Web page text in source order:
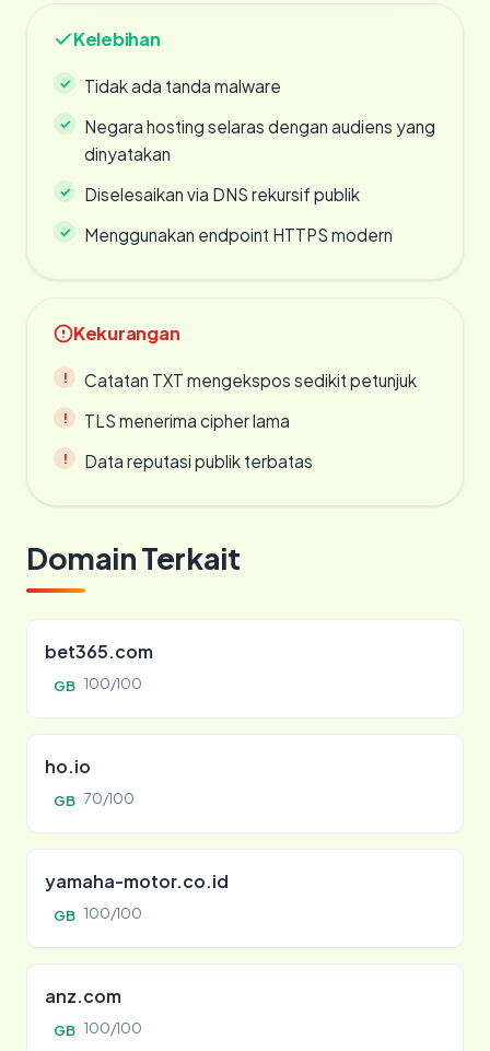
Kelebihan
Tidak ada tanda malware
Negara hosting selaras dengan audiens yang
dinyatakan
Diselesaikan via DNS rekursif publik
Menggunakan endpoint HTTPS modern
Kekurangan
Catatan TXT mengekspos sedikit petunjuk
TLS menerima cipher lama
Data reputasi publik terbatas
Domain Terkait
bet365.com
GB 100/100
ho.io
GB 70/100
yamaha-motor.co.id
GB 100/100
anz.com
GB 100/100